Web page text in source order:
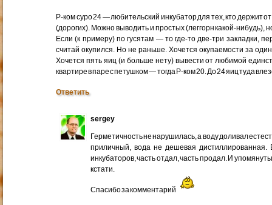
Р-ком суро 24 — любительский инкубатор для тех, кто держит
(дорогих). Можно выводить и простых (леггорн какой-нибудь),
Если (к примеру) по гусятам — то где-то две-три закладки,
считай окупился. Но не раньше. Хочется окупаемости за
Хочется пять яиц (и больше нету) вывести от любимой
квартире в паре с петушком — тогда Р-ком 20. До 24 яиц туда
Ответить
sergey
Герметичность не нарушилась, а воду доливал
приличный, вода не дешевая
инкубаторов, часть отдал, часть продал. И
кстати.
Спасибо за комментарий